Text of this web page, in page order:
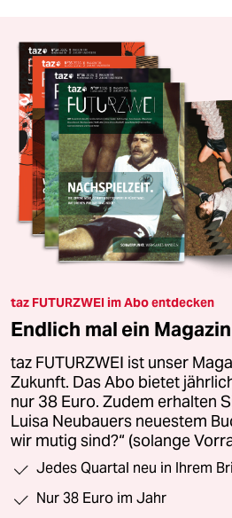
taz FUTURZWEI im Abo entdecken
Endlich mal ein
taz FUTURZWEI ist unser
Zukunft. Das Abo bietet
nur 38 Euro. Zudem erhalten
Luisa Neubauers neuestem
wir mutig sind?“ (solange
Jedes Quartal neu in Ihrem
Nur 38 Euro im Jahr